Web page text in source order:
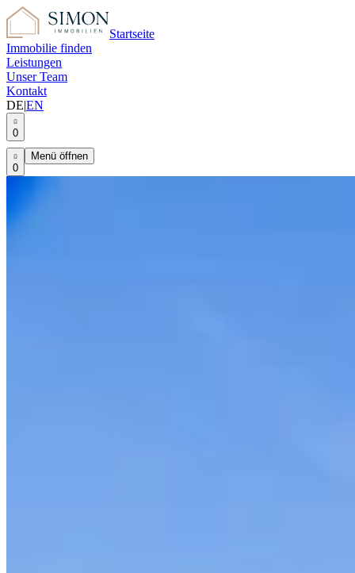
Startseite
Immobilie finden
Leistungen
Unser Team
Kontakt
DE|EN
0
0
Menü öffnen